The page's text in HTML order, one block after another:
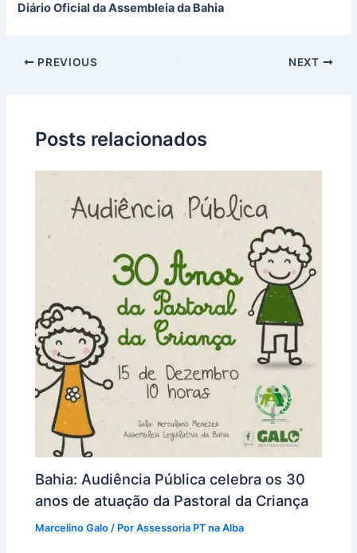
Diário Oficial da Assembleia da Bahia
PREVIOUS NEXT
Posts relacionados
Bahia: Audiência Pública celebra os 30
anos de atuação da Pastoral da Criança
Marcelino Galo / PorAssessoria PT na Alba